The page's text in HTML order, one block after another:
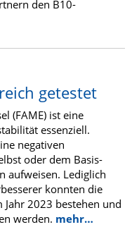
den B10-
getestet
(FAME) ist eine
essenziell.
negativen
oder dem Basis-
aufweisen. Lediglich
konnten die
2023 bestehen und
werden. mehr…